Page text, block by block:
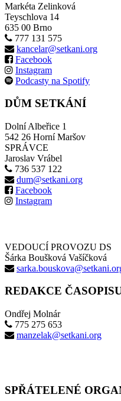
Markéta Zelinková
Teyschlova 14
635 00 Brno
777 131 575
kancelar@setkani.org
Facebook
Instagram
Podcasty na Spotify
DŮM SETKÁNÍ
Dolní Albeřice 1
542 26 Horní Maršov
SPRÁVCE
Jaroslav Vrábel
736 537 122
dum@setkani.org
Facebook
Instagram
VEDOUCÍ PROVOZU DS
Šárka Boušková Vašíčková
REDAKCE
Ondřej Molnár
775 275 653
manzelak@setkani.org
SPŘÁTELENÉ